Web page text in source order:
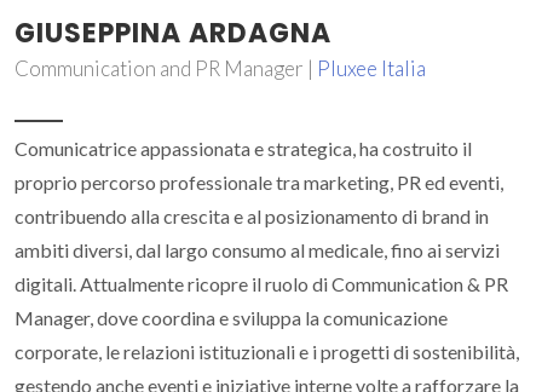
GIUSEPPINA ARDAGNA
Communication and PR Manager | Pluxee Italia
Comunicatrice appassionata e strategica, ha costruito il
proprio percorso professionale tra marketing, PR ed eventi,
contribuendo alla crescita e al posizionamento di brand in
ambiti diversi, dal largo consumo al medicale, fino ai servizi
digitali. Attualmente ricopre il ruolo di Communication & PR
Manager, dove coordina e sviluppa la comunicazione
corporate, le relazioni istituzionali e i progetti di sostenibilità,
gestendo anche eventi e iniziative interne volte a rafforzare la